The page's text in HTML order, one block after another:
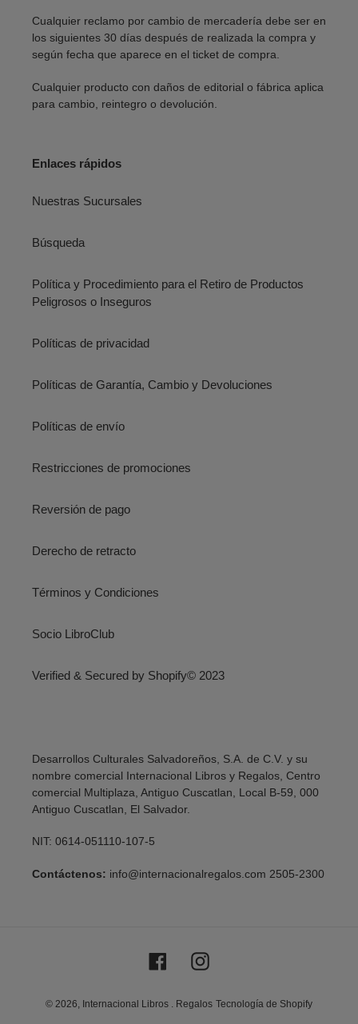
Cualquier reclamo por cambio de mercadería debe ser en
los siguientes 30 días después de realizada la compra y
según fecha que aparece en el ticket de compra.
Cualquier producto con daños de editorial o fábrica aplica
para cambio, reintegro o devolución.
Enlaces rápidos
Nuestras Sucursales
Búsqueda
Política y Procedimiento para el Retiro de Productos
Peligrosos o Inseguros
Políticas de privacidad
Políticas de Garantía, Cambio y Devoluciones
Políticas de envío
Restricciones de promociones
Reversión de pago
Derecho de retracto
Términos y Condiciones
Socio LibroClub
Verified & Secured by Shopify© 2023
Desarrollos Culturales Salvadoreños, S.A. de C.V. y su
nombre comercial Internacional Libros y Regalos, Centro
comercial Multiplaza, Antiguo Cuscatlan, Local B-59, 000
Antiguo Cuscatlan, El Salvador.
NIT: 0614-051110-107-5
Contáctenos: info@internacionalregalos.com 2505-2300
FacebookInstagram
© 2026, Internacional Libros . Regalos Tecnología de Shopify